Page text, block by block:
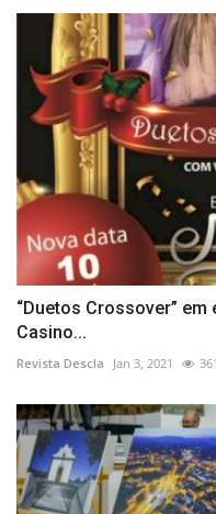
“Duetos Crossover”
Casino...
Revista Descla Jan 3, 2021